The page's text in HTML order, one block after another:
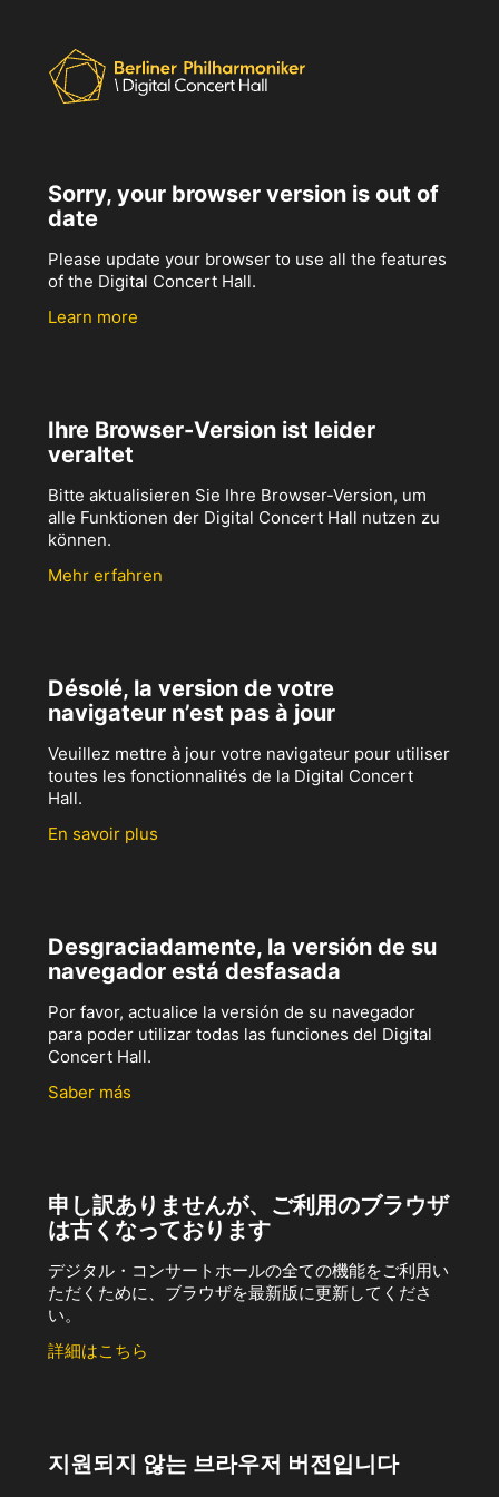
Sorry, your browser version is out of
date
Please update your browser to use all the features
of the Digital Concert Hall.
Learn more
Ihre Browser-Version ist leider
veraltet
Bitte aktualisieren Sie Ihre Browser-Version, um
alle Funktionen der Digital Concert Hall nutzen zu
können.
Mehr erfahren
Désolé, la version de votre
navigateur n’est pas à jour
Veuillez mettre à jour votre navigateur pour utiliser
toutes les fonctionnalités de la Digital Concert
Hall.
En savoir plus
Desgraciadamente, la versión de su
navegador está desfasada
Por favor, actualice la versión de su navegador
para poder utilizar todas las funciones del Digital
Concert Hall.
Saber más
申し訳ありませんが、ご利用のブラウザ
は古くなっております
デジタル・コンサートホールの全ての機能をご利用い
ただくために、ブラウザを最新版に更新してくださ
い。
詳細はこちら
지원되지 않는 브라우저 버전입니다